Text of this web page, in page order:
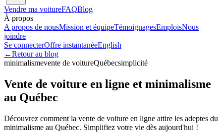
Vendre ma voitureFAQBlog
À propos
A propos de nousMission et équipeTémoignagesEmploisNous
joindre
Se connecterOffre instantanéeEnglish
←Retour au blog
minimalismevente de voitureQuébecsimplicité
Vente de voiture en ligne et minimalisme
au Québec
Découvrez comment la vente de voiture en ligne attire les adeptes du
minimalisme au Québec. Simplifiez votre vie dès aujourd'hui !